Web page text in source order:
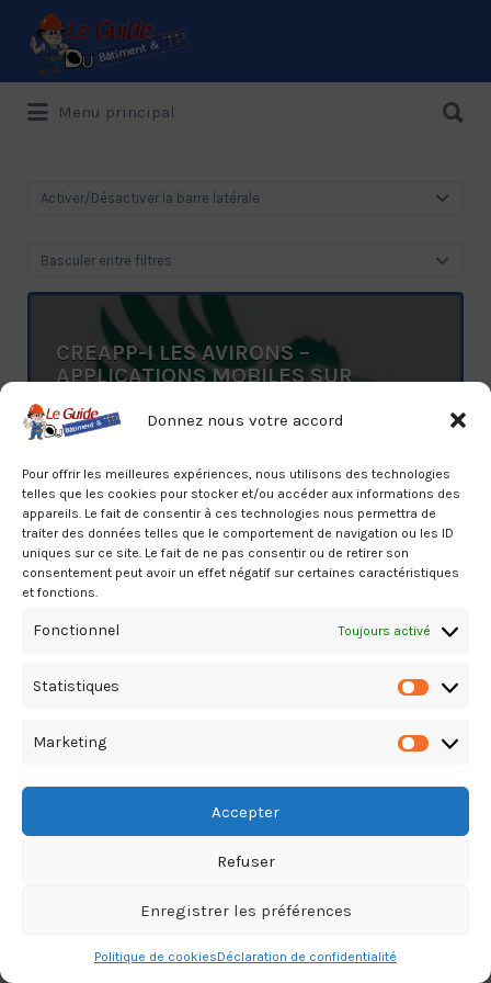
Donnez nous votre accord
Pour offrir les meilleures expériences, nous utilisons des technologies
telles que les cookies pour stocker et/ou accéder aux informations des
appareils. Le fait de consentir à ces technologies nous permettra de
traiter des données telles que le comportement de navigation ou les ID
uniques sur ce site. Le fait de ne pas consentir ou de retirer son
consentement peut avoir un effet négatif sur certaines caractéristiques
et fonctions.
Fonctionnel Toujours activé
Statistiques
Marketing
Accepter
Refuser
Enregistrer les préférences
Politique de cookiesDéclaration de confidentialité
Le Guide de référence depuis 1995
Rechercher:
Menu principal
Activer/Désactiver la barre latérale
Basculer entre filtres
CREAPP-I LES AVIRONS –
APPLICATIONS MOBILES SUR
Sud, Les Avirons, A la Réunion
Copyright Le Guide du Bâtiment & T.P. © 2026. All Rights Reserved